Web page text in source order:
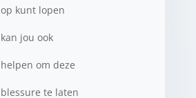
op kunt lopen
kan jou ook
helpen om deze
blessure te laten